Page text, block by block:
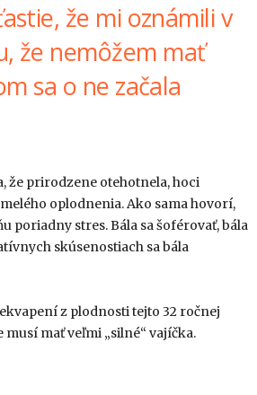
že mi oznámili v
že nemôžem mať
sa o ne začala
že prirodzene otehotnela, hoci
oplodnenia. Ako sama hovorí,
poriadny stres. Bála sa šoférovať, bála
skúsenostiach sa bála
z plodnosti tejto 32 ročnej
musí mať veľmi „silné“ vajíčka.